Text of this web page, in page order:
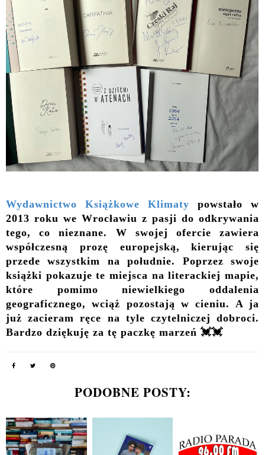
Wydawnictwo Książkowe Klimaty powstało w
2013 roku we Wrocławiu z pasji do odkrywania
tego, co nieznane. W swojej ofercie zawiera
współczesną prozę europejską, kierując się
przede wszystkim na południe. Poprzez swoje
książki pokazuje te miejsca na literackiej mapie,
które pomimo niewielkiego oddalenia
geograficznego, wciąż pozostają w cieniu. A ja
już zacieram ręce na tyle czytelniczej dobroci.
Bardzo dziękuję za tę paczkę marzeń 💓💓
PODOBNE POSTY: